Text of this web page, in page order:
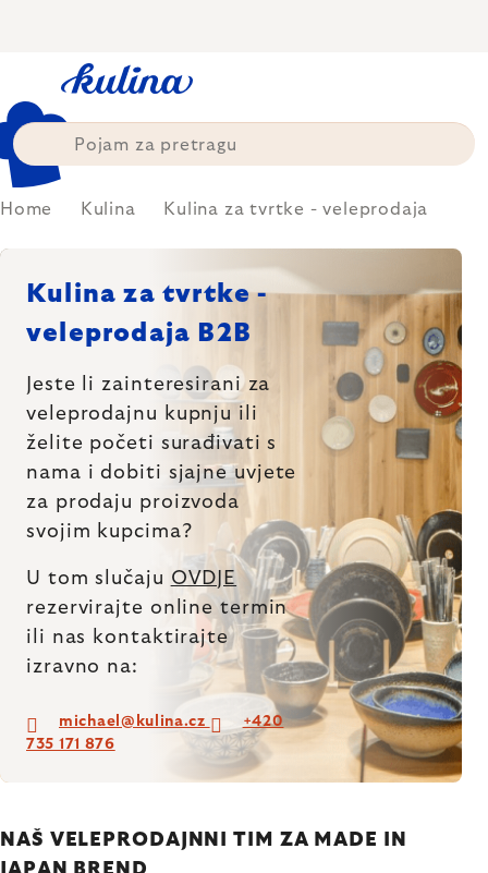
Home Kulina Kulina za tvrtke - veleprodaja
Kulina za tvrtke -
veleprodaja B2B
Jeste li zainteresirani za
veleprodajnu kupnju ili
želite početi surađivati s
nama i dobiti sjajneuvjete
za prodaju proizvoda
svojim kupcima?
U tom slučaju OVDJE
rezervirajte online termin
ili nas kontaktirajte
izravno na:
michael@kulina.cz
+420
735 171 876
NAŠ VELEPRODAJNNI TIM ZA MADE IN